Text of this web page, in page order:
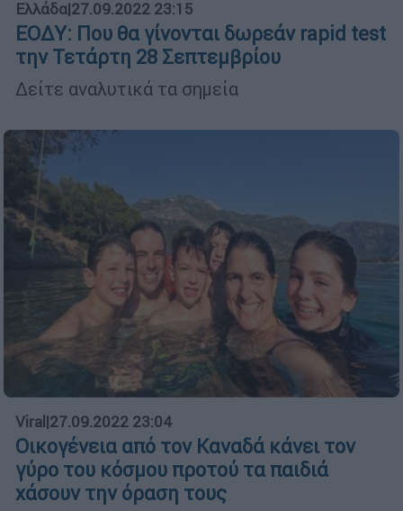
Ελλάδα|27.09.2022 23:15
ΕΟΔΥ: Που θα γίνονται δωρεάν rapid test
την Τετάρτη 28 Σεπτεμβρίου
Δείτε αναλυτικά τα σημεία
Viral |27.09.2022 23:04
Οικογένεια από τον Καναδά κάνει τον
γύρο του κόσμου προτού τα παιδιά
χάσουν την όραση τους